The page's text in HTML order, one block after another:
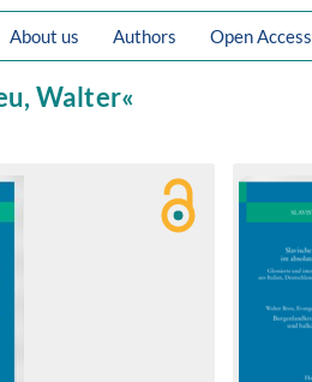
About us Authors Open Access
Walter«